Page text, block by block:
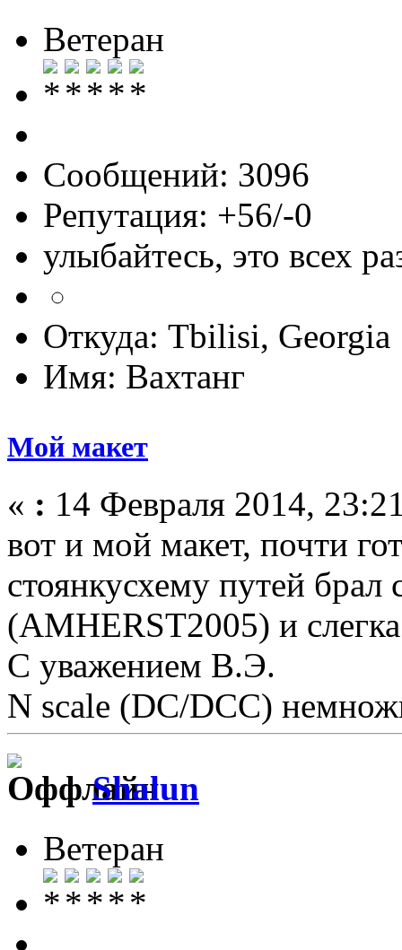
Ветеран
Сообщений: 3096
Репутация: +56/-0
улыбайтесь, это всех
Откуда: Tbilisi, Georgia
Имя: Вахтанг
Мой макет
« : 14 Февраля 2014,
вот и мой макет, почти
стоянкусхему путей
(AMHERST2005) и
С уважением В.Э.
N scale (DC/DCC)
Shalun
Ветеран